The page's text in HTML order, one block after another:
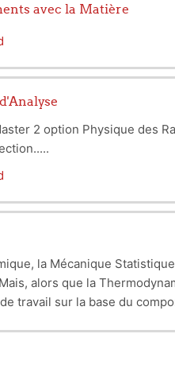
avec la Matière
2 option Physique des
la Mécanique
alors que la
travail sur la base du